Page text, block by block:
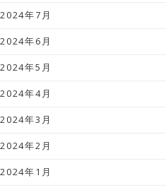
2024年7月
2024年6月
2024年5月
2024年4月
2024年3月
2024年2月
2024年1月